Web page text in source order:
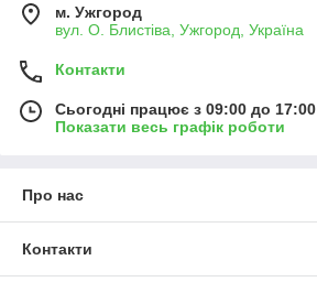
м. Ужгород
вул. О. Блистіва, Ужгород, Україна
Контакти
Сьогодні працює з 09:00 до 17:00
Показати весь графік роботи
Про нас
Контакти